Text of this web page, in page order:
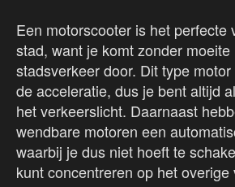
Een motorscooter is het perfecte
stad, want je komt zonder
stadsverkeer door. Dit type
de acceleratie, dus je bent altijd
het verkeerslicht. Daarnaast
wendbare motoren een
waarbij je dus niet hoeft te
kunt concentreren op het overige